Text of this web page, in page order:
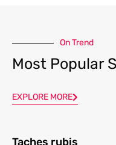
On Trend
Most Popular
EXPLORE MORE
Taches rubis